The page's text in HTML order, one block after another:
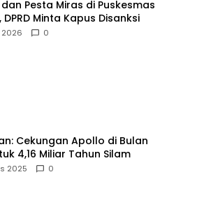
Pesta Miras di Puskesmas
DPRD Minta Kapus Disanksi
0
Cekungan Apollo di Bulan
4,16 Miliar Tahun Silam
2025 0